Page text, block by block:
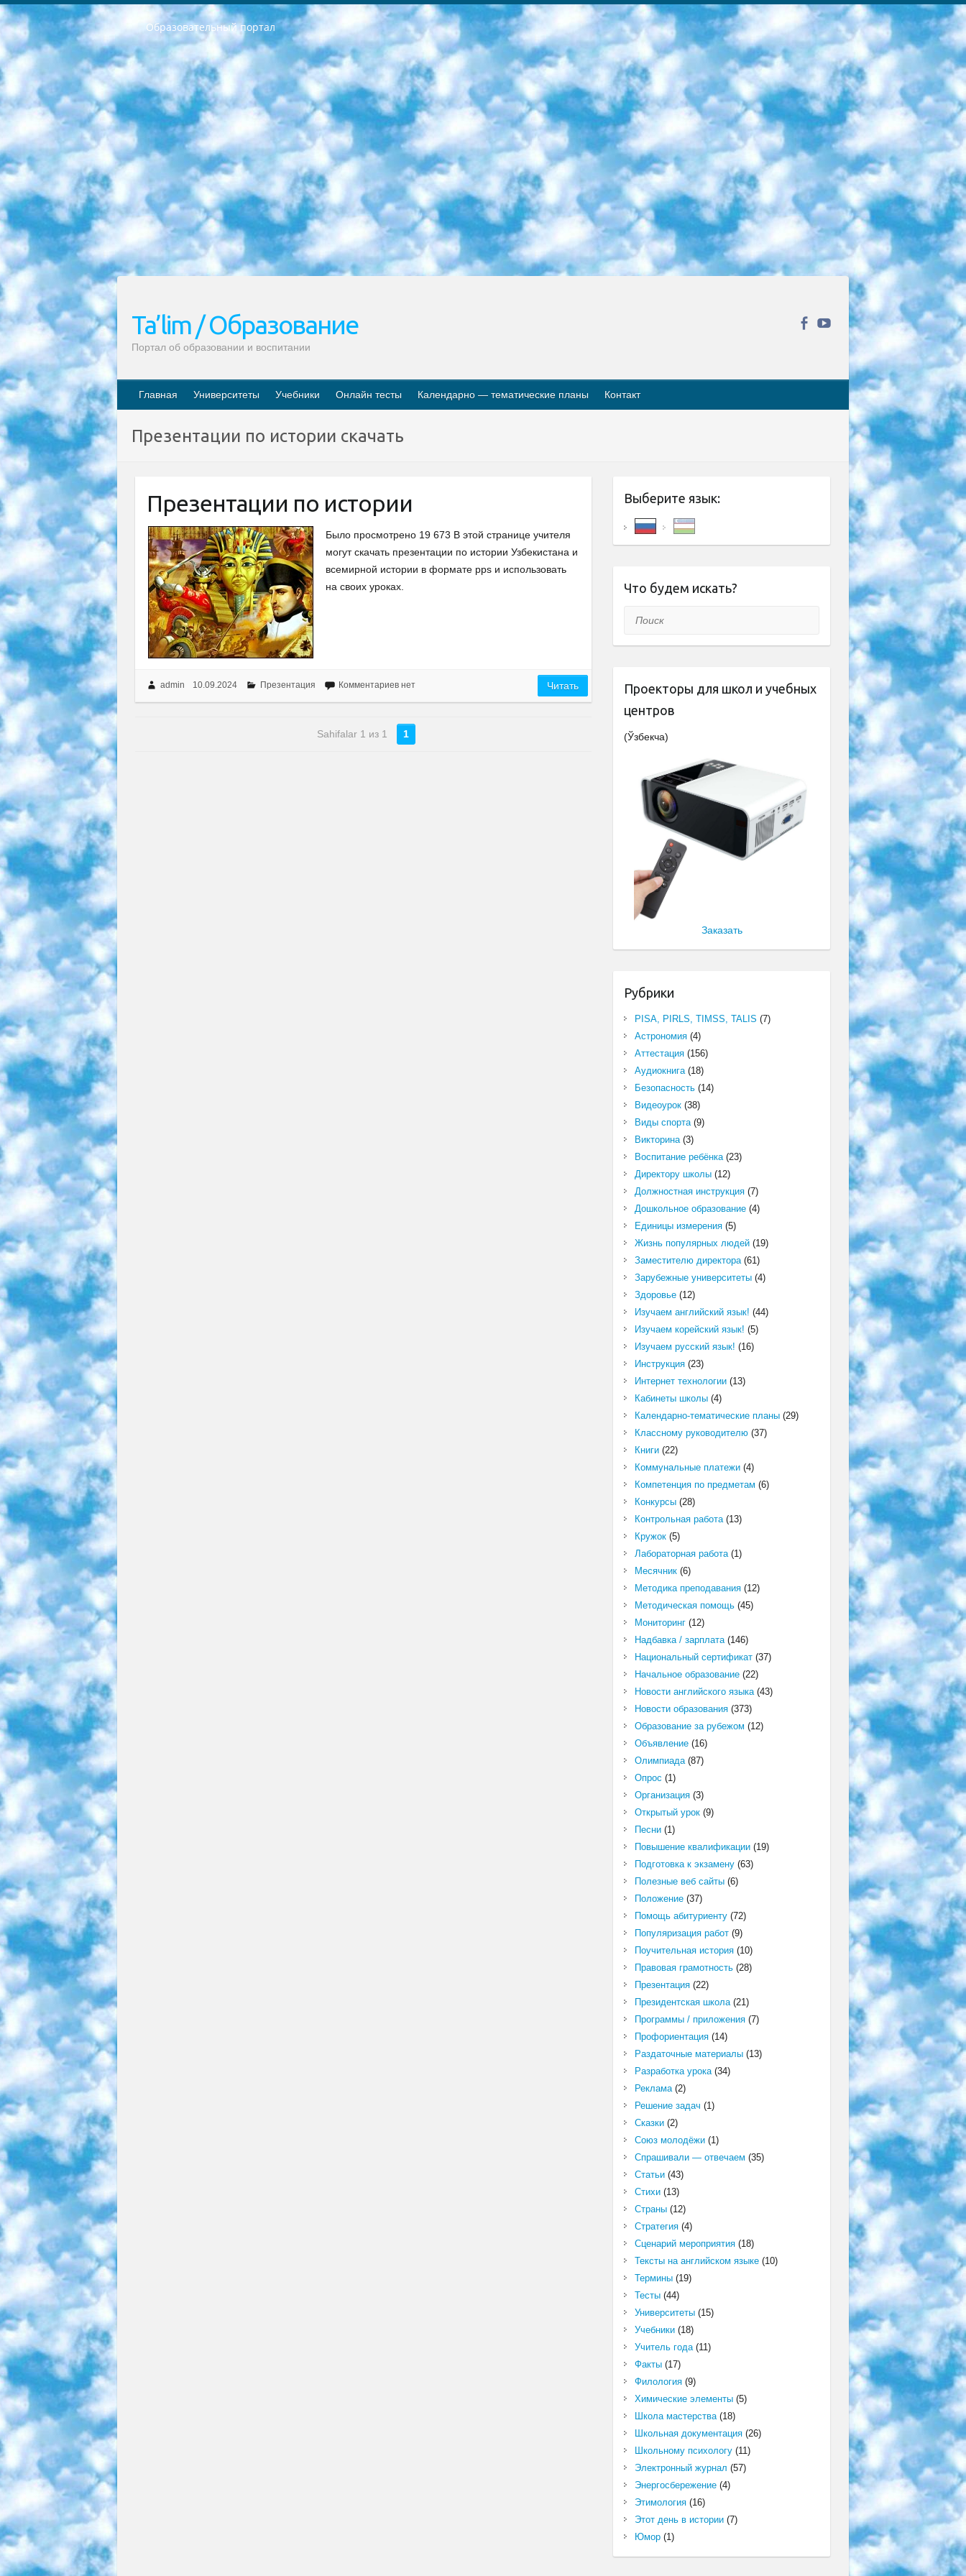
Образовательный портал
РЕСПУБЛИКА УЗБЕКИСТАН МИНИСТРЕРСТВО ДОШКОЛЬНОГО И ШКОЛЬНОГО ОБРАЗОВАНИЯ КОМАНДА в общеобразовательных учреждениях в 2023-2024 учебном году организация и проведение итоговой государственной аттестации обучающихся о Министра дошкольного и школьного образования Республики Узбекистан от 4 марта 2008 года (постановлением Минюста от 20 марта 2008 года № 1778 государственной регистрации) «Итоговое состояние учащихся общего среднего образования на основании положения об утверждении положения об аттестации общего среднего образования выпускной экзамен студентов в образовательных учреждениях в 2023-2024 учебном году В целях организации и прохождения аттестации приказываю: 1. Следующее: перечень предметов, по которым будет проводиться итоговая государственная аттестация и экзамен формы перевода согласно приложению 1; сертификаты международного образца, оценивающие уровень владения иностранными языками перечень согласно приложению 2; 2. Педагогический при специализированных образовательных учреждениях. научно-практический центр квалификации и международной оценки (Д.Давидова) 2024 г. До 25 марта: задания по предметам, по которым будет проводиться итоговая аттестация разработка и утверждение технических условий; итоговая аттестация на основании разработанного предметного задания разработка вопросов по предметам (устно и письменно), экзамен передача; общеобразовательные средние школы и специальные учебные заведения учащиеся выпускных классов школ и интернатов в агентской системе подготовка базы данных экзаменационных материалов и критериев оценки; перевод базы экзаменационных материалов на все языки обучения подать в Республиканский образовательный центр для изготовления; варианты экзаменов на основе разработанных контрольных материалов пусть будут поставлены задачи формирования. 3. Республиканский образовательный центр (Ш.Худайкулов) до 5 апреля 2024 года. до: база данных предоставленных экзаменационных материалов на все языки обучения перевод и экспертиза; для слепых, слабовидящих, глухих, слабослышащих и умственно отсталых детей учащиеся выпускных классов специализированных школ и школ-интернатов база данных экзаменационных материалов на всех преподаваемых языках подготовка критериев оценки; специализированные школы для умственно отсталых детей и технологии для учащихся выпускных классов школ-интернатов разработка соответствующих рекомендаций и критериев проведения ЕГЭ по естествознанию давать задания. 4. Педагогический при специализированных образовательных учреждениях. Научно-практический центр навыков и международной оценки (Д.Давидова), Республика образовательный центр (Худайкулов Ш.) итоговый государственный аттестационный экзамен ориентирован на творческое и логическое мышление при подготовке базы материалов учитывать введение заданий. 5. Следует отметить, что: сертификат государственного образца о знании общеобразовательного предмета и как минимум национальный уровень B1 по предметам на иностранных языках, указанным в Приложении 2. или международно признанный сертификат эквивалентного уровня студенты, изучающие определенный предмет, освобождаются от экзамена; по соответствующим предметам запланирована итоговая государственная аттестация за день до дня, путем жеребьевки Рабочей группой (в письменной форме по предметам, проводимым в форме) из числа сформированных вариантов выбрано 2 варианта; 2 выбранных варианта экзамена анонсированы на официальном сайте министерства и все выпускники по всей стране на основе этих вариантов проводит итоговую государственную аттестацию. 6. Государственное образование учащихся средних общеобразовательных учреждений. знания в соответствии с квалификационными требованиями, которые необходимо приобрести на основании стандартов итоговый (выпускной) контроль для 9 и 11 классов в целях тестирования Экзамены (далее – экзамены) состоят из предметов, перечисленных в приложении 1. будет сделано. 7. Экзамены пройдут с 26 мая по 15 июня 2024 г. (кроме науки физического воспитания). 8. Физическая для учащихся 9 классов общесредних образовательных учреждений. Экзамены по предмету «Образование, квалификация медицина» 1-6 мая 2024 года. сотрудники перевести под присмотр (с отклонениями в физическом или умственном развитии) специализированная школа для детей, школы-интернаты и со сколиозом школы-интернаты санаторного типа для больных детей исключены). 9. Он был слепым, слабовидящим и имел нарушения опорно-двигательного аппарата. экзамены в специализированных школах и интернатах для детей должны проводиться исходя из требований, предъявляемых к общеобразовательным учреждениям (физкультура кроме науки). 10. Специализированная школа для глухих и слабослышащих детей. и экзамены в интернатах и быть реализован в виде письменного теста по математике. 11. Специальность для умственно отсталых детей. Для 9 класса Родной язык и литературное письмо Государственный язык (язык обучения – узбекский). для неклассов) написано Математическое письмо Письменная/устная история Узбекистана Физическое воспитание практично Итоговый контроль Для 11 класса Написание родного языка и литературы (эссе) Математическое письмо Узбекский язык (обучение на узбекском языке) не посещающее общее среднее образование для учреждений)/Образовательное учреждение выбор письменный и устный Иностранный язык письменный/устный Письменная/устная история Узбекистана *По выбору студента:  Химия  Физика  Основы государственного права  География 10 бесплатных образовательных ресурсов - Мы составили подборку онлайн-проектов с интерактивными упражнениями, видеолекциями и статьями. Они помогут вам обрести новые и освежить старые знания бесплатно. 1. «ИНТУИТ» Старейшая образовательная площадка Рунета. Здесь вы найдёте сотни текстовых и видеокурсов на десятки различных тем — от программирования до психологии. Многие курсы подготовлены российскими университетами и крупными международными компаниями вроде Intel и Microsoft. Самостоятельное обучение бесплатное, но желающие могут оплатить услуги персональных наставников. 2. «Смартия» знакомит с актуальными профессиями и подсказывает, как им обучаться. Выбрав заинтересовавшую вас специальность — SMM-специалист, фотограф, веб-дизайнер или другую, — увидите список необходимых для неё умений. Чтобы вы могли освоить их самостоятельно, для каждого умения площадка отображает подборку ссылок на учебные материалы. Хотя «Смартия» ориентируется на русскоязычную аудиторию, часть контента всё же доступна только на английском. 3. «Лекторий Физтеха» Проект Московского физико-технического института (Физтеха). С его помощью вы можете смотреть онлайн серии лекций, записанные на видео в этом вузе. В числе доступных предметов — физика, биология, химия, информационные технологии и другие. К некоторым лекциям администрация ресурса прилагает готовые конспекты, которые можно скачивать в PDF-формате. 4. ITMOcourses Онлайн-площадка Санкт-Петербургского национального исследовательского университета информационных технологий, механики и оптики (ИТМО). Ресурс предоставляет свободный доступ к курсам, разработанным в этом вузе. Каталог материалов разбит на четыре категории: «Оптические системы и технологии», «Приборостроение и робототехника», «Информационные технологии» и «Биотехнологии». Курсы состоят из видеолекций, интерактивных демонстраций и заданий. 5. «КиберЛенинка» Электронная научная библиотека открытого доступа. Каталог площадки регулярно обрастает текстами статей из различных научных изданий. Сгруппированные по журналам и рубрикам публикации можно читать онлайн или скачивать целиком в PDF-формате. Проект нацелен на популяризацию науки за счёт открытого доступа к качественной информации. 6. «ПостНаука» На этом ресурсе публикуют подборки видеолекций, составленные экспертами из разных отраслей и объединённые общими темами. Среди них, к примеру, есть серии «Биоинформатика и геномика», «Культура средневековой Скандинавии» и Cinema Studies о теории кино. Каждая подборка лекций — логически связанная история, рассказанная экспертом от первого лица. Кроме того, на сайте появляются научно-образовательные статьи и тесты на разные темы. 7. «Newочём» Команда проекта «Newочём» отбирает самые интересные тексты из англоязычных СМИ и переводит те из них, за которые голосуют участники сообщества «ВКонтакте». По большей части это научно-популярные статьи. Редакторы придумывают лишь заголовки, в остальном содержание переводов соответствует оригиналам. Полные тексты можно читать прямо в социальной сети. 8. InternetUrok Онлайн-база материалов по основным дисциплинам школьной программы. Информация на сайте структурирована по классам, предметам и темам (урокам). Каждый урок состоит из видеолекций и конспектов. Есть также интерактивные тренажёры и тесты для закрепления пройденного материала. Даже если вы давно окончили школу, возможность повторить программу старших классов всегда может пригодиться. 9. Edutainme Ещё один ресурс об образовании. В отличие от Newtonew, как мне кажется, Edutainme больше ориентируется на представителей индустрии: педагогов, предпринимателей, разработчиков образовательных проектов. Но и любой, кто просто стремится к саморазвитию, найдёт на сайте много полезного и интересного для себя. Например, информацию о новых курсах и образовательных сервисах. 10. Newtonew Онлайн-медиа об образовании и обучении в широком смысле. Авторы Newtonew пишут об инструментах, заведениях, тактиках и стратегиях, которые помогают учить других и получать новые знания самостоятельно. На этой площадке вы найдёте новости, обзоры, аналитические мат
Ta’lim / Образование
Портал об образовании и воспитании
Главная Университеты Учебники Онлайн тесты Календарно — тематические планы Контакт
Презентации по истории скачать
Презентации по истории
Было просмотрено 19 673 В этой странице учителя
могут скачать презентации по истории Узбекистана и
всемирной истории в формате pps и использовать
на своих уроках.
admin 10.09.2024 Презентация Комментариев нет Читать
Sahifalar 1 из 1 1
Выберите язык:
Что будем искать?
Поиск
Проекторы для школ и учебных
центров
(Ўзбекча)
Заказать
Рубрики
PISA, PIRLS, TIMSS, TALIS (7)
Астрономия(4)
Аттестация(156)
Аудиокнига(18)
Безопасность(14)
Видеоурок(38)
Виды спорта(9)
Викторина(3)
Воспитание ребёнка(23)
Директору школы(12)
Должностная инструкция(7)
Дошкольное образование(4)
Единицы измерения(5)
Жизнь популярных людей(19)
Заместителю директора(61)
Зарубежные университеты(4)
Здоровье(12)
Изучаем английский язык! (44)
Изучаем корейский язык! (5)
Изучаем русский язык! (16)
Инструкция(23)
Интернет технологии(13)
Кабинеты школы(4)
Календарно-тематические планы(29)
Классному руководителю(37)
Книги(22)
Коммунальные платежи(4)
Компетенция по предметам (6)
Конкурсы(28)
Контрольная работа(13)
Кружок(5)
Лабораторная работа(1)
Месячник(6)
Методика преподавания(12)
Методическая помощь(45)
Мониторинг(12)
Надбавка / зарплата(146)
Национальный сертификат(37)
Начальное образование(22)
Новости английского языка(43)
Новости образования(373)
Образование за рубежом (12)
Объявление(16)
Олимпиада(87)
Опрос (1)
Организация(3)
Открытый урок(9)
Песни(1)
Повышение квалификации(19)
Подготовка к экзамену(63)
Полезные веб сайты(6)
Положение(37)
Помощь абитуриенту(72)
Популяризация работ(9)
Поучительная история(10)
Правовая грамотность(28)
Презентация(22)
Президентская школа(21)
Программы / приложения(7)
Профориентация(14)
Раздаточные материалы(13)
Разработка урока(34)
Реклама(2)
Решение задач (1)
Сказки(2)
Союз молодёжи(1)
Спрашивали — отвечаем (35)
Статьи(43)
Стихи(13)
Страны(12)
Стратегия(4)
Сценарий мероприятия(18)
Тексты на английском языке(10)
Термины(19)
Тесты(44)
Университеты(15)
Учебники(18)
Учитель года(11)
Факты(17)
Филология(9)
Химические элементы(5)
Школа мастерства(18)
Школьная документация(26)
Школьному психологу(11)
Электронный журнал (57)
Энергосбережение(4)
Этимология(16)
Этот день в истории(7)
Юмор(1)